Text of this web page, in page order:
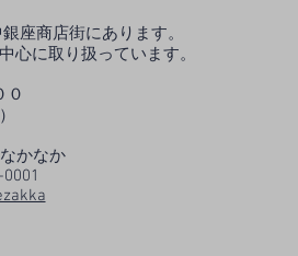
座商店街にあります。
心に取り扱っています。
０
かなか